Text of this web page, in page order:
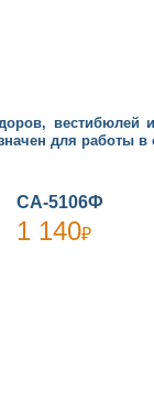
для работы в
СА-5106Ф
1 140₽